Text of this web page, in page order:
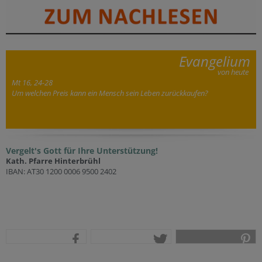
Evangelium
von heute
Mt 16, 24-28
Um welchen Preis kann ein Mensch sein Leben zurückkaufen?
Vergelt's Gott für Ihre Unterstützung!
Kath. Pfarre Hinterbrühl
IBAN: AT30 1200 0006 9500 2402